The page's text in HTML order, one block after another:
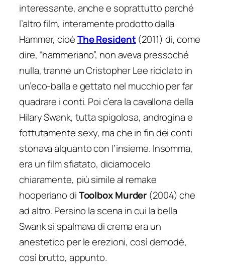
interessante, anche e soprattutto perché
l’altro film, interamente prodotto dalla
Hammer, cioèThe Resident(2011) di, come
dire, “hammeriano”, non aveva pressoché
nulla, tranne un Cristopher Lee riciclato in
un’eco-balla e gettato nel mucchio per far
quadrare i conti. Poi c’era la cavallona della
Hilary Swank, tutta spigolosa, androgina e
fottutamente sexy, ma che in fin dei conti
stonava alquanto con l’insieme. Insomma,
era un film sfiatato, diciamocelo
chiaramente, più simile al remake
hooperiano diToolbox Murder (2004) che
ad altro. Persino la scena in cui la bella
Swank si spalmava di crema era un
anestetico per le erezioni, così demodé,
così brutto, appunto.